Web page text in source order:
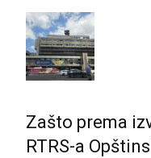
Zašto prema
RTRS-a